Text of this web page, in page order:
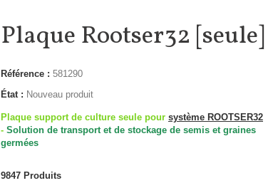
Plaque Rootser32 [seule]
Référence : 581290
État : Nouveau produit
Plaque support de culture seule pour système ROOTSER32
- Solution de transport et de stockage de semis et graines
germées
9847 Produits